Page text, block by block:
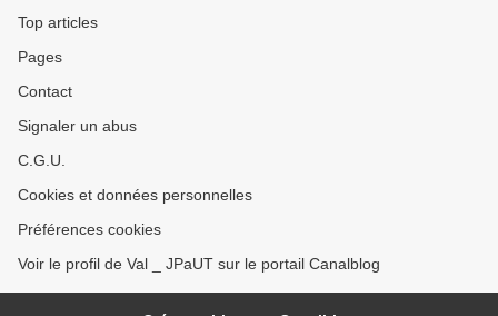
Top articles
Pages
Contact
Signaler un abus
C.G.U.
Cookies et données personnelles
Préférences cookies
Voir le profil de Val _ JPaUT sur le portail Canalblog